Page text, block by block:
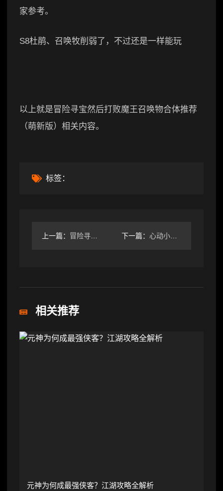
家参考。
S8杜鹃、召唤牧削弱了，不过还是一样能玩
以上就是冒险寻宝然后打败魔王召唤物合体推荐
（萌新版）相关内容。
标签：
上一篇： 冒险寻宝然后打败魔王【攻略】S6 喂到萌新嘴里的 dot 四 下一篇： 心动小镇做什么家具才能赚更多的钱，来买东西呢
相关推荐
元神为何成最强侠客？江湖攻略全解析